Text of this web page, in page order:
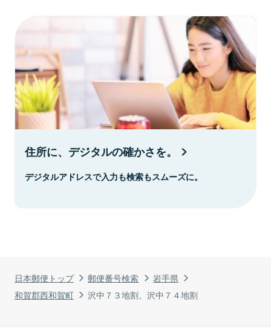
日本郵便トップ 郵便番号検索
岩手県
和賀郡西和賀町
沢中７３地割、沢中７４地割
住所に、デジタルの確かさを。
デジタルアドレスで入力も検索もスムーズに。